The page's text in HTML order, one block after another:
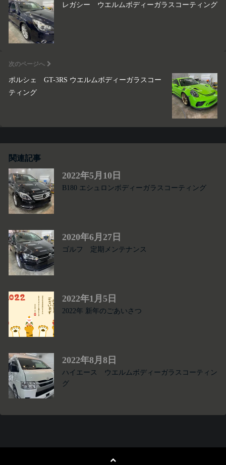
レガシー ウエルムボディーガラスコーティング
次のページへ
ポルシェ GT-3RS ウエルムボディーガラスコー
ティング
関連記事
2022年5月10日
B180 エシュロンボディーガラスコーティング
2020年6月27日
ゴルフ 定期メンテナンス
2022年1月5日
2022年 新年のごあいさつ
2022年8月8日
ハイエース ウエルムボディーガラスコーティン
グ